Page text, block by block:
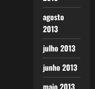
agosto
2013
julho 2013
junho 2013
maio 2013